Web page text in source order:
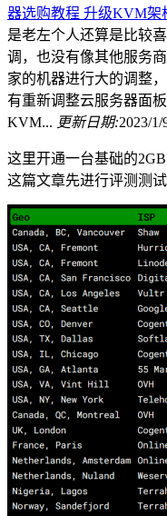
器选购教程 升级KVM架
是老左个人还算是比较
调，也没有像其他服务
家的机器进行大的调整
有重新调整云服务器面
KVM... 更新日期:2023/1/
这里开通一台基础的
这篇文章先进行评测测试